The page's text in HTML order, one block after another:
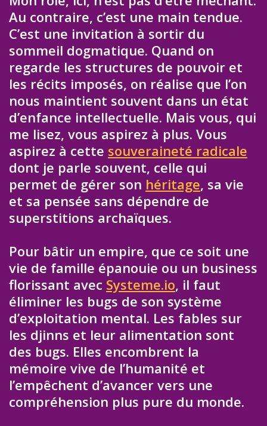
Au contraire, c’est une main tendue.
C’est une invitation à sortir du
sommeil dogmatique. Quand on
regarde les structures de pouvoir et
les récits imposés, on réalise que l’on
nous maintient souvent dans un état
d’enfance intellectuelle. Mais vous, qui
me lisez, vous aspirez à plus. Vous
aspirez à cette souveraineté radicale
dont je parle souvent, celle qui
permet de gérer son héritage, sa vie
et sa pensée sans dépendre de
superstitions archaïques.
Pour bâtir un empire, que ce soit une
vie de famille épanouie ou un business
florissant avec Systeme.io, il faut
éliminer les bugs de son système
d’exploitation mental. Les fables sur
les djinns et leur alimentation sont
des bugs. Elles encombrent la
mémoire vive de l’humanité et
l’empêchent d’avancer vers une
compréhension plus pure du monde.